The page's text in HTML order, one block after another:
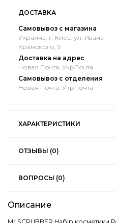
ДОСТАВКА
Самовывоз с магазина
Украина, г. Киев, ул. Ивана
Крамского, 9
Доставка на адрес
Новая Почта, УкрПочта
Самовывоз с отделения
Новая Почта, УкрПочта
ХАРАКТЕРИСТИКИ
ОТЗЫВЫ (0)
ВОПРОСЫ (0)
Описание